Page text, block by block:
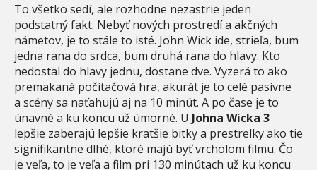
To všetko sedí, ale rozhodne nezastrie jeden
podstatný fakt. Nebyť nových prostredí a akčných
námetov, je to stále to isté. John Wick ide, strieľa, bum
jedna rana do srdca, bum druhá rana do hlavy. Kto
nedostal do hlavy jednu, dostane dve. Vyzerá to ako
premakaná počítačová hra, akurát je to celé pasívne
a scény sa naťahujú aj na 10 minút. A po čase je to
únavné a ku koncu už úmorné. U Johna Wicka 3
lepšie zaberajú lepšie kratšie bitky a prestrelky ako tie
signifikantne dlhé, ktoré majú byť vrcholom filmu. Čo
je veľa, to je veľa a film pri 130 minútach už ku koncu